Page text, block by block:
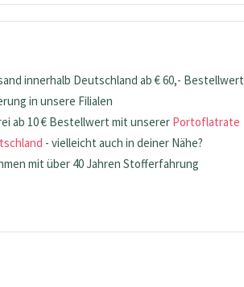
innerhalb Deutschland ab € 60,- Bestellwert
in unsere Filialen
ab 10 € Bestellwert mit unserer Portoflatrate
- vielleicht auch in deiner Nähe?
mit über 40 Jahren Stofferfahrung